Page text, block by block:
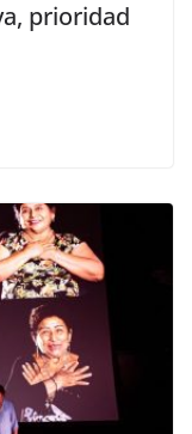
prioridad